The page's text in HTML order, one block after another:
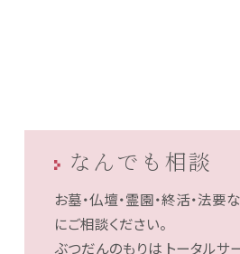
なんでも相談
お墓・仏壇・霊園・終活・法要
にご相談ください。
ぶつだんのもりは トータルサ